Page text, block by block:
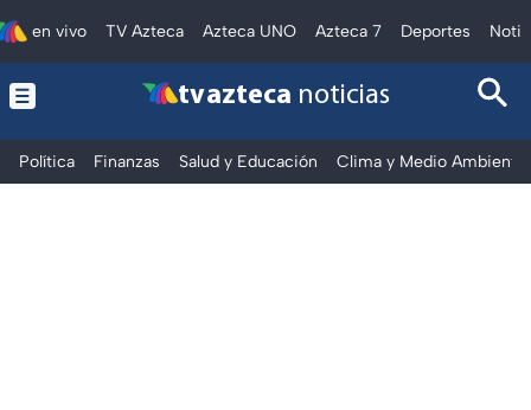
en vivo TV Azteca Azteca UNO Azteca 7 Deportes
tv azteca noticias
Política Finanzas Salud y Educación Clima y Medio Ambiente